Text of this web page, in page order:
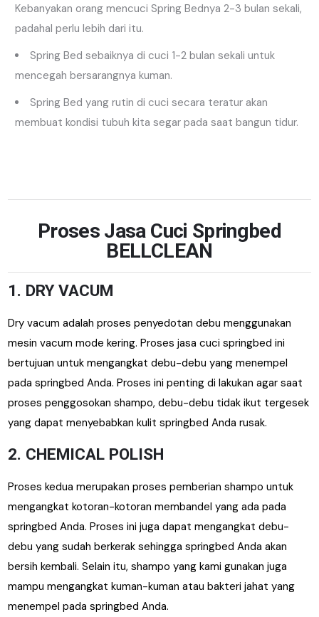
Kebanyakan orang mencuci Spring Bednya 2-3 bulan sekali,
padahal perlu lebih dari itu.
Spring Bed sebaiknya di cuci 1-2 bulan sekali untuk
mencegah bersarangnya kuman.
Spring Bed yang rutin di cuci secara teratur akan
membuat kondisi tubuh kita segar pada saat bangun tidur.
Proses Jasa Cuci Springbed
BELLCLEAN
1. DRY VACUM
Dry vacum adalah proses penyedotan debu menggunakan
mesin vacum mode kering. Proses jasa cuci springbed ini
bertujuan untuk mengangkat debu-debu yang menempel
pada springbed Anda. Proses ini penting di lakukan agar saat
proses penggosokan shampo, debu-debu tidak ikut tergesek
yang dapat menyebabkan kulit springbed Anda rusak.
2. CHEMICAL POLISH
Proses kedua merupakan proses pemberian shampo untuk
mengangkat kotoran-kotoran membandel yang ada pada
springbed Anda. Proses ini juga dapat mengangkat debu-
debu yang sudah berkerak sehingga springbed Anda akan
bersih kembali. Selain itu, shampo yang kami gunakan juga
mampu mengangkat kuman-kuman atau bakteri jahat yang
menempel pada springbed Anda.